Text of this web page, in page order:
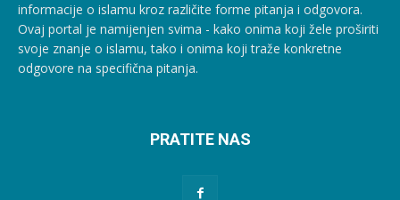
informacije o islamu kroz različite forme pitanja i odgovora.
Ovaj portal je namijenjen svima - kako onima koji žele proširiti
svoje znanje o islamu, tako i onima koji traže konkretne
odgovore na specifična pitanja.
PRATITE NAS